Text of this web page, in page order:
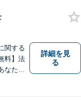
企業
【夜
個
関する
料】法
たの
詳細を見
る